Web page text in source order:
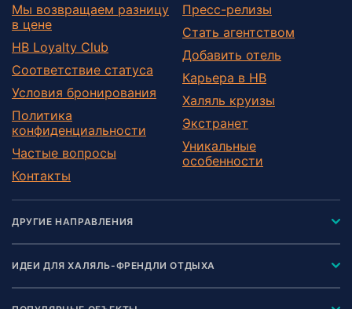
Мы возвращаем разницу
в цене
HB Loyalty Club
Соответствие статуса
Условия бронирования
Политика
конфиденциальности
Частые вопросы
Контакты
Пресс-релизы
Стать агентством
Добавить отель
Карьера в HB
Халяль круизы
Экстранет
Уникальные
особенности
ДРУГИЕ НАПРАВЛЕНИЯ
ИДЕИ ДЛЯ ХАЛЯЛЬ-ФРЕНДЛИ ОТДЫХА